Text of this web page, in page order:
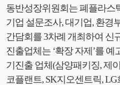
동반성장위원회는 폐플라스
기업 설문조사, 대기업, 환경
간담회를 3차례 개최하여 신
진출업체는 ‘확장 자제’를
기진출 업체(삼양패키징, 제
코플랜트, SK지오센트릭,